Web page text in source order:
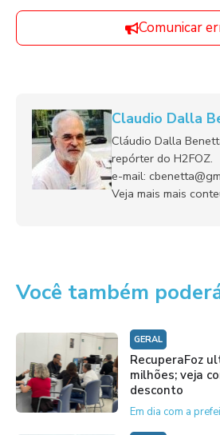
Comunicar
Claudio Dalla
Cláudio Dalla
repórter do H2FOZ.
e-mail:
Veja mais mais
Você também
GERAL
RecuperaFoz
milhões; veja
desconto
Em dia com a